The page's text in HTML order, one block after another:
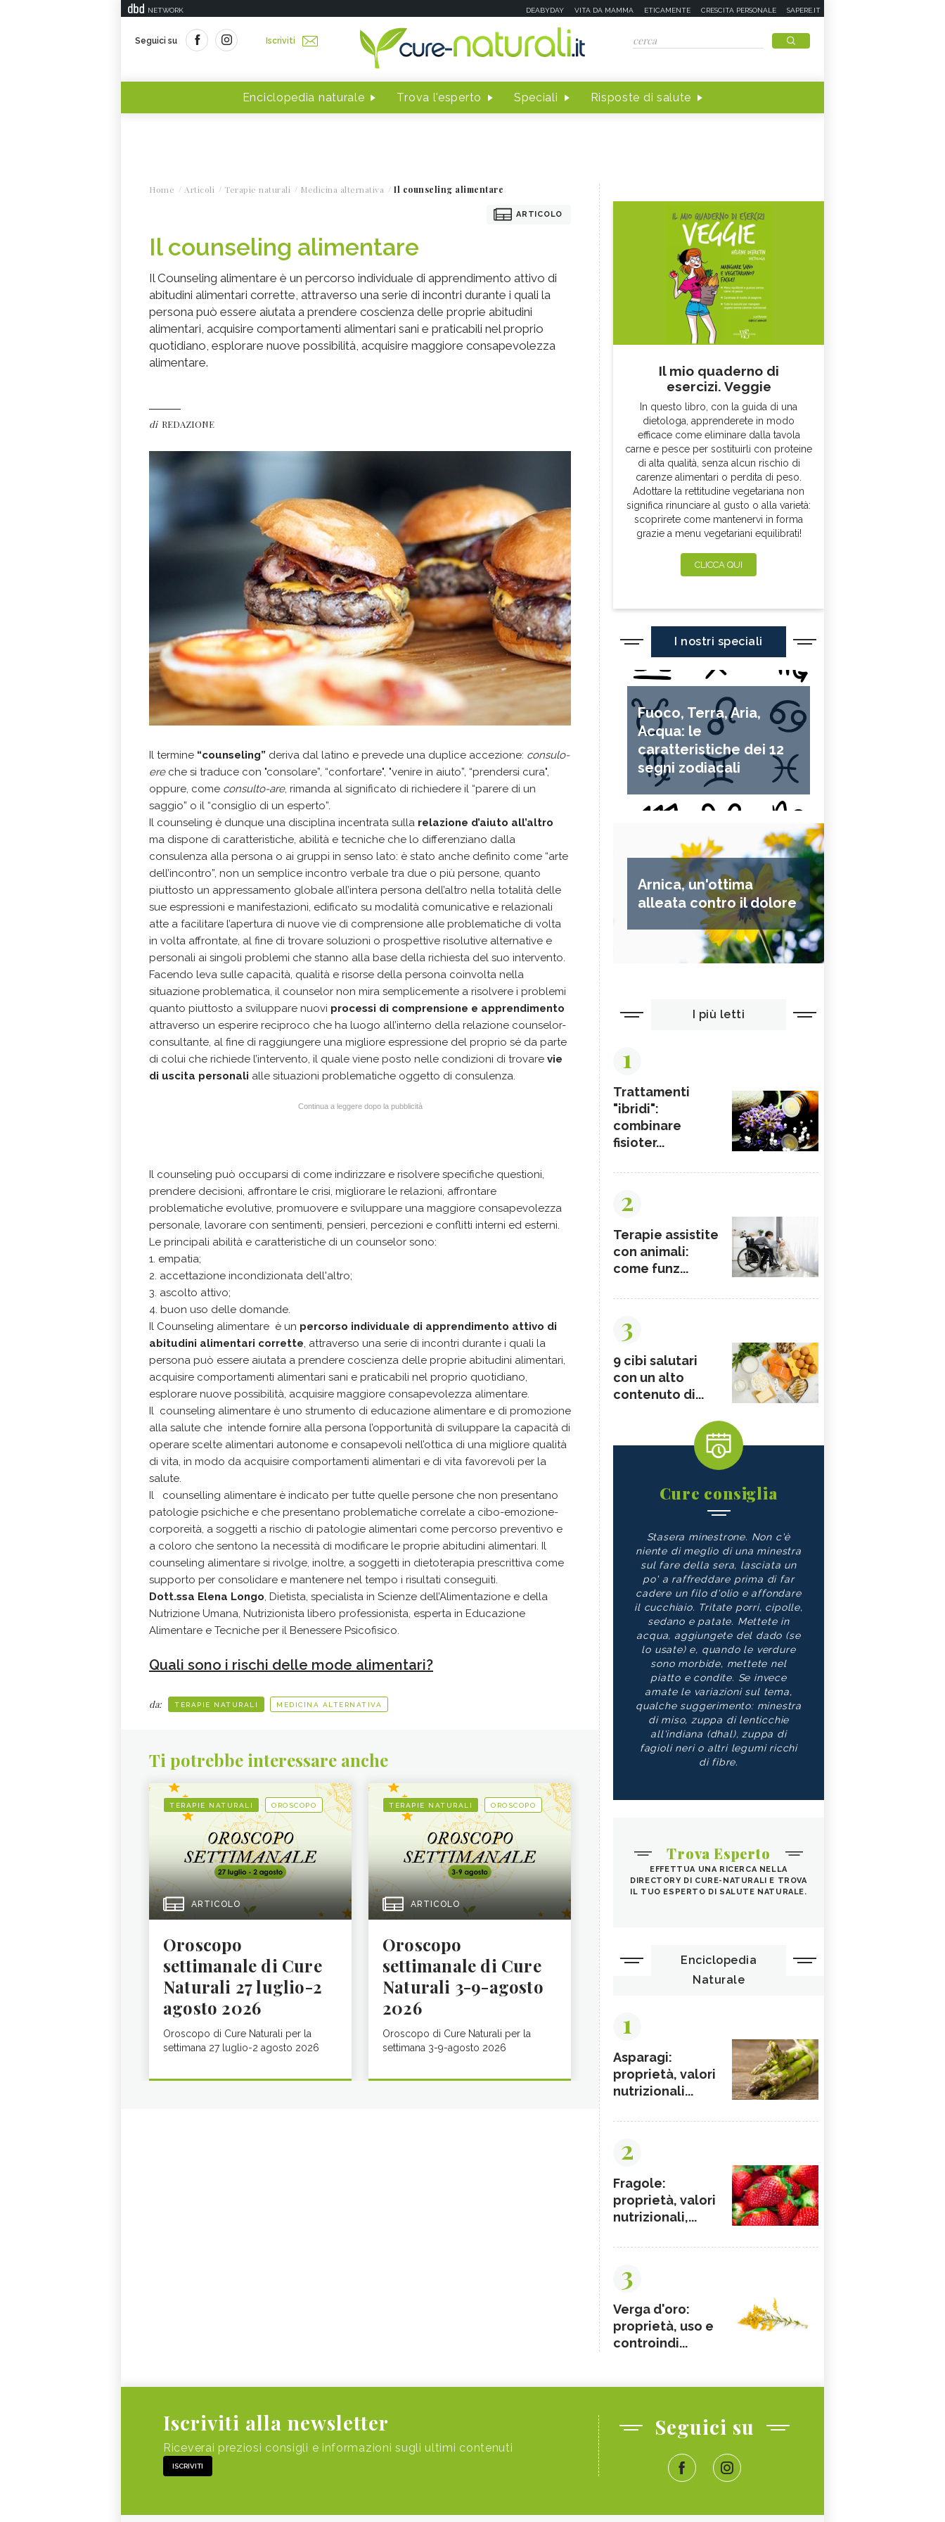
NETWORK DEABYDAY VITA DA MAMMA ETICAMENTE CRESCITA PERSONALE SAPERE.IT
Seguici su Iscriviti
Enciclopedia naturale Trova l'esperto Speciali Risposte di salute
Home Articoli Terapie naturali Medicina alternativa Il counseling alimentare
ARTICOLO
Il counseling alimentare
Il Counseling alimentare è un percorso individuale di apprendimento attivo di
abitudini alimentari corrette, attraverso una serie di incontri durante i quali la
persona può essere aiutata a prendere coscienza delle proprie abitudini
alimentari, acquisire comportamenti alimentari sani e praticabili nel proprio
quotidiano, esplorare nuove possibilità, acquisire maggiore consapevolezza
alimentare.
di REDAZIONE
Il termine “counseling” deriva dal latino e prevede una duplice accezione: consulo-
ere che si traduce con "consolare”, “confortare", "venire in aiuto”, “prendersi cura",
oppure, come consulto-are, rimanda al significato di richiedere il “parere di un
saggio” o il “consiglio di un esperto”.
Il counseling è dunque una disciplina incentrata sulla relazione d’aiuto all’altro
ma dispone di caratteristiche, abilità e tecniche che lo differenziano dalla
consulenza alla persona o ai gruppi in senso lato: è stato anche definito come “arte
dell’incontro”, non un semplice incontro verbale tra due o più persone, quanto
piuttosto un appressamento globale all’intera persona dell’altro nella totalità delle
sue espressioni e manifestazioni, edificato su modalità comunicative e relazionali
atte a facilitare l’apertura di nuove vie di comprensione alle problematiche di volta
in volta affrontate, al fine di trovare soluzioni o prospettive risolutive alternative e
personali ai singoli problemi che stanno alla base della richiesta del suo intervento.
Facendo leva sulle capacità, qualità e risorse della persona coinvolta nella
situazione problematica, il counselor non mira semplicemente a risolvere i problemi
quanto piuttosto a sviluppare nuovi processi di comprensione e apprendimento
attraverso un esperire reciproco che ha luogo all’interno della relazione counselor-
consultante, al fine di raggiungere una migliore espressione del proprio sé da parte
di colui che richiede l’intervento, il quale viene posto nelle condizioni di trovare vie
di uscita personali alle situazioni problematiche oggetto di consulenza.
Continua a leggere dopo la pubblicità
Il counseling può occuparsi di come indirizzare e risolvere specifiche questioni,
prendere decisioni, affrontare le crisi, migliorare le relazioni, affrontare
problematiche evolutive, promuovere e sviluppare una maggiore consapevolezza
personale, lavorare con sentimenti, pensieri, percezioni e conflitti interni ed esterni.
Le principali abilità e caratteristiche di un counselor sono:
1. empatia;
2. accettazione incondizionata dell'altro;
3. ascolto attivo;
4. buon uso delle domande.
Il Counseling alimentare è un percorso individuale di apprendimento attivo di
abitudini alimentari corrette, attraverso una serie di incontri durante i quali la
persona può essere aiutata a prendere coscienza delle proprie abitudini alimentari,
acquisire comportamenti alimentari sani e praticabili nel proprio quotidiano,
esplorare nuove possibilità, acquisire maggiore consapevolezza alimentare.
Il counseling alimentare è uno strumento di educazione alimentare e di promozione
alla salute che intende fornire alla persona l’opportunità di sviluppare la capacità di
operare scelte alimentari autonome e consapevoli nell’ottica di una migliore qualità
di vita, in modo da acquisire comportamenti alimentari e di vita favorevoli per la
salute.
Il counselling alimentare è indicato per tutte quelle persone che non presentano
patologie psichiche e che presentano problematiche correlate a cibo-emozione-
corporeità, a soggetti a rischio di patologie alimentari come percorso preventivo e
a coloro che sentono la necessità di modificare le proprie abitudini alimentari. Il
counseling alimentare si rivolge, inoltre, a soggetti in dietoterapia prescrittiva come
supporto per consolidare e mantenere nel tempo i risultati conseguiti.
Dott.ssa Elena Longo, Dietista, specialista in Scienze dell’Alimentazione e della
Nutrizione Umana, Nutrizionista libero professionista, esperta in Educazione
Alimentare e Tecniche per il Benessere Psicofisico.
Quali sono i rischi delle mode alimentari?
da: TERAPIE NATURALI MEDICINA ALTERNATIVA
Ti potrebbe interessare anche
TERAPIE NATURALI OROSCOPO
ARTICOLO
Oroscopo
settimanale di Cure
Naturali 27 luglio-2
agosto 2026
Oroscopo di Cure Naturali per la
settimana 27 luglio-2 agosto 2026
TERAPIE NATURALI OROSCOPO
ARTICOLO
Oroscopo
settimanale di Cure
Naturali 3-9-agosto
2026
Oroscopo di Cure Naturali per la
settimana 3-9-agosto 2026
Il mio quaderno di
esercizi. Veggie
In questo libro, con la guida di una
dietologa, apprenderete in modo
efficace come eliminare dalla tavola
carne e pesce per sostituirli con proteine
di alta qualità, senza alcun rischio di
carenze alimentari o perdita di peso.
Adottare la rettitudine vegetariana non
significa rinunciare al gusto o alla varietà:
scoprirete come mantenervi in forma
grazie a menu vegetariani equilibrati!
CLICCA QUI
I nostri speciali
Fuoco, Terra, Aria,
Acqua: le
caratteristiche dei 12
segni zodiacali
Arnica, un'ottima
alleata contro il dolore
I più letti
1
Trattamenti
"ibridi":
combinare
fisioter...
2
Terapie assistite
con animali:
come funz...
3
9 cibi salutari
con un alto
contenuto di...
Cure consiglia
Stasera minestrone. Non c'è
niente di meglio di una minestra
sul fare della sera, lasciata un
po' a raffreddare prima di far
cadere un filo d'olio e affondare
il cucchiaio. Tritate porri, cipolle,
sedano e patate. Mettete in
acqua, aggiungete del dado (se
lo usate) e, quando le verdure
sono morbide, mettete nel
piatto e condite. Se invece
amate le variazioni sul tema,
qualche suggerimento: minestra
di miso, zuppa di lenticchie
all'indiana (dhal), zuppa di
fagioli neri o altri legumi ricchi
di fibre.
Trova Esperto
EFFETTUA UNA RICERCA NELLA
DIRECTORY DI CURE-NATURALI E TROVA
IL TUO ESPERTO DI SALUTE NATURALE.
Enciclopedia
Naturale
1
Asparagi:
proprietà, valori
nutrizionali...
2
Fragole:
proprietà, valori
nutrizionali,...
3
Verga d'oro:
proprietà, uso e
controindi...
Iscriviti alla newsletter
Riceverai preziosi consigli e informazioni sugli ultimi contenuti
ISCRIVITI
Seguici su